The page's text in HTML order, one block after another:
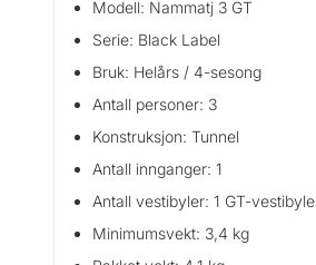
Modell: Nammatj 3 GT
Serie: Black Label
Bruk: Helårs / 4-sesong
Antall personer: 3
Konstruksjon: Tunnel
Antall innganger: 1
Antall vestibyler: 1 GT-vestibyle
Minimumsvekt: 3,4 kg